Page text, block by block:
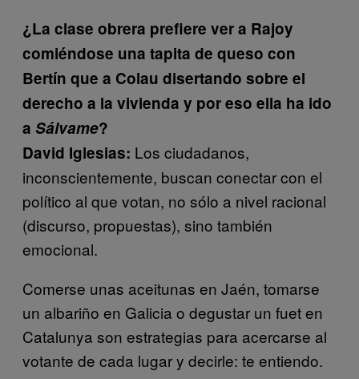
¿La clase obrera prefiere ver a Rajoy
comiéndose una tapita de queso con
Bertín que a Colau disertando sobre el
derecho a la vivienda y por eso ella ha ido
a Sálvame?
David Iglesias: Los ciudadanos,
inconscientemente, buscan conectar con el
político al que votan, no sólo a nivel racional
(discurso, propuestas), sino también
emocional.
Comerse unas aceitunas en Jaén, tomarse
un albariño en Galicia o degustar un fuet en
Catalunya son estrategias para acercarse al
votante de cada lugar y decirle: te entiendo.